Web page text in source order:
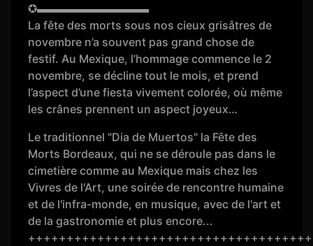
✪▬▬▬▬▬▬▬▬▬▬
La fête des morts sous nos cieux grisâtres de
novembre n’a souvent pas grand chose de
festif. Au Mexique, l’hommage commence le 2
novembre, se décline tout le mois, et prend
l’aspect d’une fiesta vivement colorée, où même
les crânes prennent un aspect joyeux…
Le traditionnel "Dia de Muertos" la Fête des
Morts Bordeaux, qui ne se déroule pas dans le
cimetière comme au Mexique mais chez les
Vivres de l'Art, une soirée de rencontre humaine
et de l'infra-monde, en musique, avec de l'art et
de la gastronomie et plus encore...